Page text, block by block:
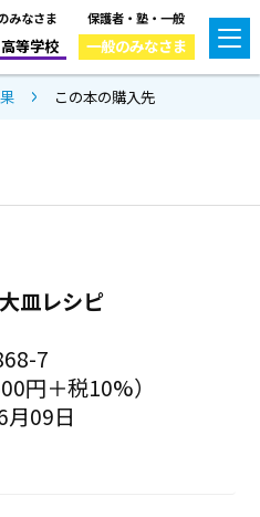
みなさま
高等学校
保護者・塾・一般
一般のみなさま
この本の購入先
皿レシピ
7
円＋税10%）
09日